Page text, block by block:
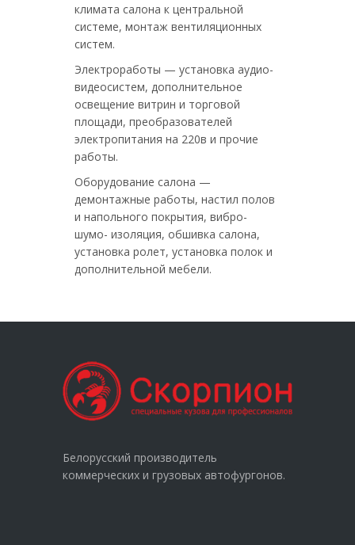
климата салона к центральной
системе, монтаж вентиляционных
систем.
Электроработы — установка аудио-
видеосистем, дополнительное
освещение витрин и торговой
площади, преобразователей
электропитания на 220в и прочие
работы.
Оборудование салона —
демонтажные работы, настил полов
и напольного покрытия, вибро-
шумо- изоляция, обшивка салона,
установка ролет, установка полок и
дополнительной мебели.
Белорусский производитель
коммерческих и грузовых автофургонов.